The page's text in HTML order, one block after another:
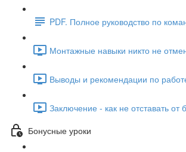
PDF. Полное руководство по
Монтажные навыки никто не
Выводы и рекомендации по
Заключение - как не отставать от
Бонусные уроки